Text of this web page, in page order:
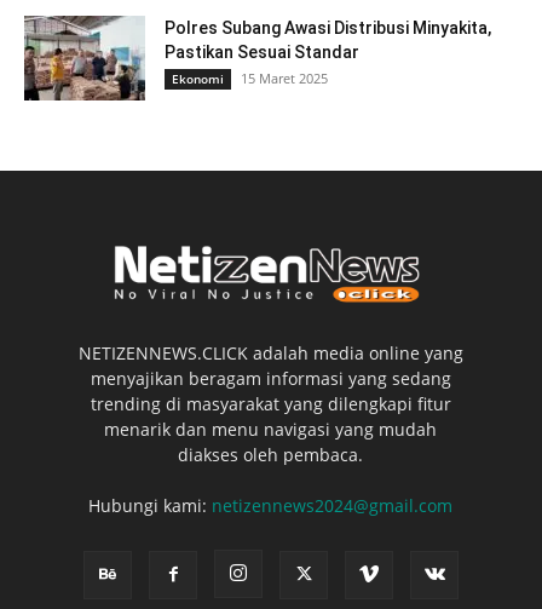
Polres Subang Awasi Distribusi Minyakita,
Pastikan Sesuai Standar
Ekonomi 15 Maret 2025
NETIZENNEWS.CLICK adalah media online yang
menyajikan beragam informasi yang sedang
trending di masyarakat yang dilengkapi fitur
menarik dan menu navigasi yang mudah
diakses oleh pembaca.
Hubungi kami: netizennews2024@gmail.com